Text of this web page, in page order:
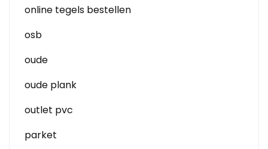
online tegels bestellen
osb
oude
oude plank
outlet pvc
parket